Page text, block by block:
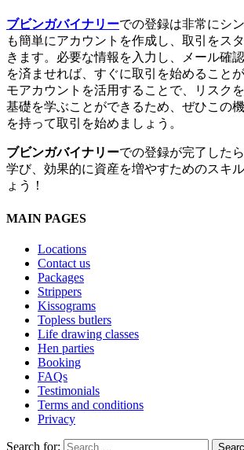
ブビンガバイナリーでの登録は非常にシ
も簡単にアカウントを作成し、取引をス
きます。必要な情報を入力し、メール確
を済ませれば、すぐに取引を始めること
モアカウントを活用することで、リスク
基礎を学ぶことができるため、ぜひこの
を持って取引を始めましょう。
ブビンガバイナリーでの登録が完了した
学び、効果的に資産を増やすためのスキ
ょう！
MAIN PAGES
Locations
Contact us
Packages
Strippers
Kissograms
Topless butlers
Life drawing classes
Hen parties
Booking
FAQs
Testimonials
Terms and conditions
Privacy
Search for: